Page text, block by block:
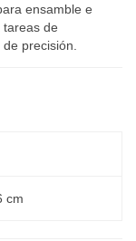
ensamble e
de
precisión.
cm